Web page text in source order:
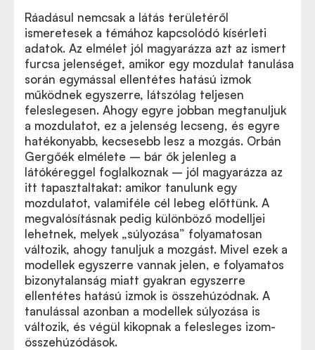
Ráadásul nemcsak a látás területéről
ismeretesek a témához kapcsolódó kísérleti
adatok. Az elmélet jól magyarázza azt az ismert
furcsa jelenséget, amikor egy mozdulat tanulása
során egymással ellentétes hatású izmok
működnek egyszerre, látszólag teljesen
feleslegesen. Ahogy egyre jobban megtanuljuk
a mozdulatot, ez a jelenség lecseng, és egyre
hatékonyabb, kecsesebb lesz a mozgás. Orbán
Gergőék elmélete – bár ők jelenleg a
látókéreggel foglalkoznak – jól magyarázza az
itt tapasztaltakat: amikor tanulunk egy
mozdulatot, valamiféle cél lebeg előttünk. A
megvalósításnak pedig különböző modelljei
lehetnek, melyek „súlyozása” folyamatosan
változik, ahogy tanuljuk a mozgást. Mivel ezek a
modellek egyszerre vannak jelen, e folyamatos
bizonytalanság miatt gyakran egyszerre
ellentétes hatású izmok is összehúzódnak. A
tanulással azonban a modellek súlyozása is
változik, és végül kikopnak a felesleges izom-
összehúzódások.